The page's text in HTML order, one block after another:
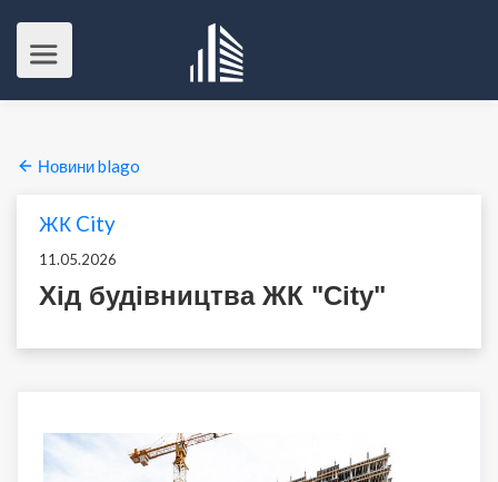
Новини blago
ЖК City
11.05.2026
Хід будівництва ЖК "City"